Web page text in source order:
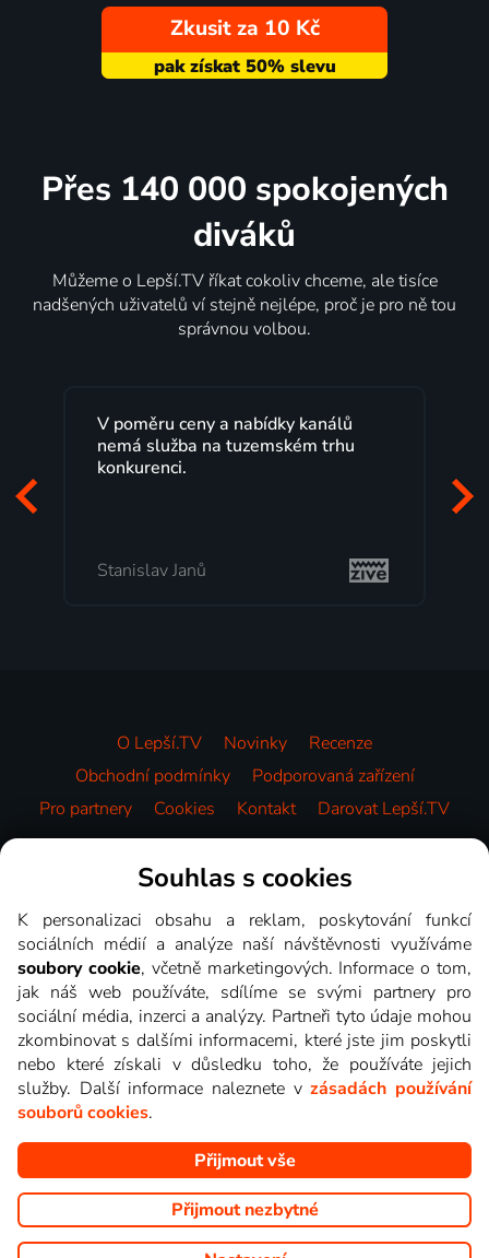
Zkusit za 10 Kč
Přes 140 000 spokojených
diváků
Můžeme o Lepší.TV říkat cokoliv chceme, ale tisíce
nadšených uživatelů ví stejně nejlépe, proč je pro ně tou
správnou volbou.
Lepší.TV sleduji už několik let s
maximální spokojeností. Velký výběr
programů a nemuset běžet k TV na
Milada Tomešová
O Lepší.TV Novinky
Recenze
Obchodní podmínky
Podporovaná zařízení
Pro partnery
Cookies Kontakt Darovat Lepší.TV
Videotéka
Copyright © goNET s.r.o. Na tomto webu jsou zobrazovány
obrázky z pořadů TV stanic, které můžete sledovat v Lepší.TV.
Souhlas s cookies
K personalizaci obsahu a reklam, poskytování funkcí
sociálních médií a analýze naší návštěvnosti využíváme
soubory cookie, včetně marketingových. Informace o tom,
jak náš web používáte, sdílíme se svými partnery pro
sociální média, inzerci a analýzy. Partneři tyto údaje mohou
zkombinovat s dalšími informacemi, které jste jim poskytli
nebo které získali v důsledku toho, že používáte jejich
služby. Další informace naleznete vzásadách používání
souborů cookies.
Přijmout vše
Přijmout nezbytné